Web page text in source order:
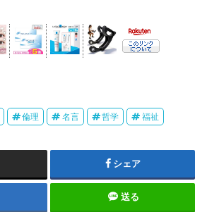
倫理 名言 哲学 福祉
シェア
送る